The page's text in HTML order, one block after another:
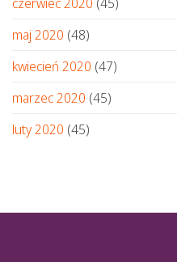
maj 2020 (48)
kwiecień 2020 (47)
marzec 2020 (45)
luty 2020 (45)